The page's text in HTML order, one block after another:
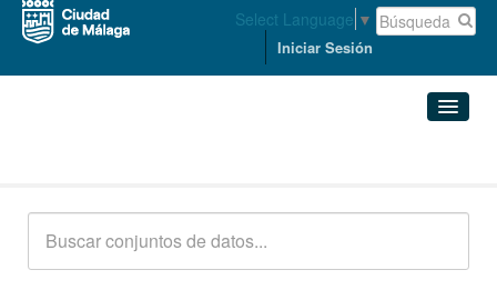
Select Language ▼
Iniciar Sesión